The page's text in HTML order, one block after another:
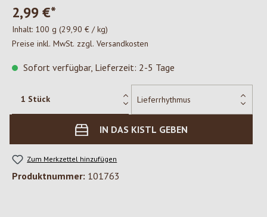
2,99 €*
Inhalt: 100 g (29,90 € / kg)
Preise inkl. MwSt. zzgl. Versandkosten
Sofort verfügbar, Lieferzeit: 2-5 Tage
IN DAS KISTL GEBEN
Zum Merkzettel hinzufügen
Produktnummer: 101763